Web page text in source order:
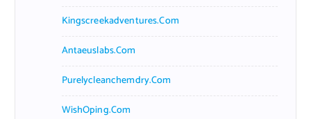
Kingscreekadventures.com
Antaeuslabs.com
Purelycleanchemdry.com
WishOping.com